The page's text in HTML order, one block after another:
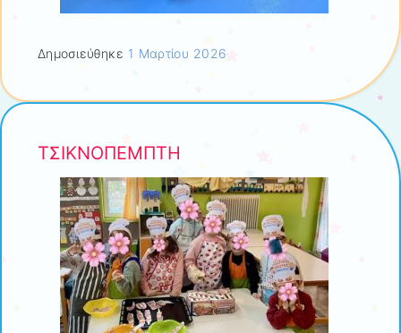
Δημοσιεύθηκε 1 Μαρτίου 2026
ΤΣΙΚΝΟΠΕΜΠΤΗ